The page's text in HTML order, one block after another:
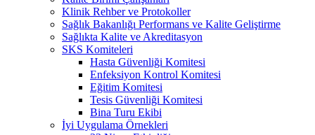
Klinik Rehber ve Protokoller
Sağlık Bakanlığı Performans ve Kalite Geliştirme
Sağlıkta Kalite ve Akreditasyon
SKS Komiteleri
Hasta Güvenliği Komitesi
Enfeksiyon Kontrol Komitesi
Eğitim Komitesi
Tesis Güvenliği Komitesi
Bina Turu Ekibi
İyi Uygulama Örnekleri